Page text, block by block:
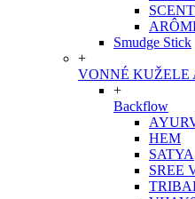
Smudge Stick
+
VONNÉ KUŽELE
+
Backflow
HEM
SATYA
SREE